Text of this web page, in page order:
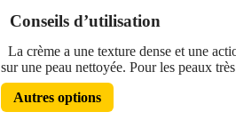
Conseils d’utilisation
La crème a une texture dense et une
sur une peau nettoyée. Pour les peaux
Autres options